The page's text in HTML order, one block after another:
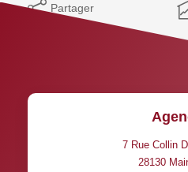
Partager
7 Rue Collin
28130